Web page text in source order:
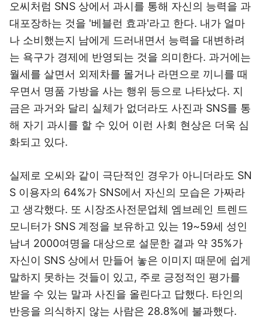
오씨처럼 SNS 상에서 과시를 통해 자신의 능력을 과
대포장하는 것을 '베블런 효과'라고 한다. 내가 얼마
나 소비했는지 남에게 드러내면서 능력을 대변하려
는 욕구가 경제에 반영되는 것을 의미한다. 과거에는
월세를 살면서 외제차를 몰거나 라면으로 끼니를 때
우면서 명품 가방을 사는 행위 등으로 나타났다. 지
금은 과거와 달리 실체가 없더라도 사진과 SNS를 통
해 자기 과시를 할 수 있어 이런 사회 현상은 더욱 심
화되고 있다.
실제로 오씨와 같이 극단적인 경우가 아니더라도 SN
S 이용자의 64%가 SNS에서 자신의 모습은 가짜라
고 생각했다. 또 시장조사전문업체 엠브레인 트렌드
모니터가 SNS 계정을 보유하고 있는 19~59세 성인
남녀 2000여명을 대상으로 설문한 결과 약 35%가
자신이 SNS 상에서 만들어 놓은 이미지 때문에 쉽게
말하지 못하는 것들이 있고, 주로 긍정적인 평가를
받을 수 있는 말과 사진을 올린다고 답했다. 타인의
반응을 의식하지 않는 사람은 28.8%에 불과했다.